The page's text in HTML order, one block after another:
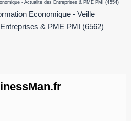
- Actualité des Entreprises & PME PMI (4554)
Economique - Veille
& PME PMI
(6562)